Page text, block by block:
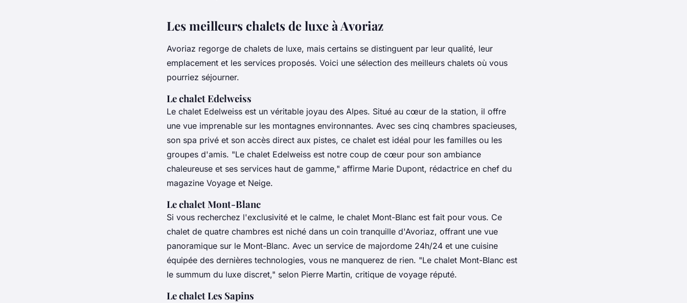
Les meilleurs chalets de luxe à Avoriaz
Avoriaz regorge de chalets de luxe, mais certains se distinguent par leur qualité, leur
emplacement et les services proposés. Voici une sélection des meilleurs chalets où vous
pourriez séjourner.
Le chalet Edelweiss
Le chalet Edelweiss est un véritable joyau des Alpes. Situé au cœur de la station, il offre
une vue imprenable sur les montagnes environnantes. Avec ses cinq chambres spacieuses,
son spa privé et son accès direct aux pistes, ce chalet est idéal pour les familles ou les
groupes d'amis. "Le chalet Edelweiss est notre coup de cœur pour son ambiance
chaleureuse et ses services haut de gamme," affirme Marie Dupont, rédactrice en chef du
magazine Voyage et Neige.
Le chalet Mont-Blanc
Si vous recherchez l'exclusivité et le calme, le chalet Mont-Blanc est fait pour vous. Ce
chalet de quatre chambres est niché dans un coin tranquille d'Avoriaz, offrant une vue
panoramique sur le Mont-Blanc. Avec un service de majordome 24h/24 et une cuisine
équipée des dernières technologies, vous ne manquerez de rien. "Le chalet Mont-Blanc est
le summum du luxe discret," selon Pierre Martin, critique de voyage réputé.
Le chalet Les Sapins